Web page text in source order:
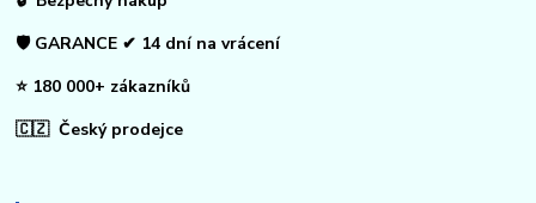
🛡️ GARANCE ✔ 14 dní na vrácení
⭐ 180 000+ zákazníků
🇨🇿 Český prodejce